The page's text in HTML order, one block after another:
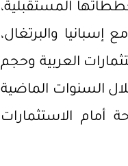
المستقبلية،
كأس العالم 2030، بالتعاون مع إسبانيا والبرتغال،
العربية وحجم
السنوات الماضية
أمام الاستثمارات